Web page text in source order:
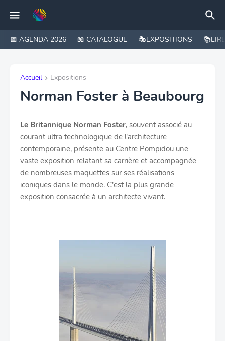
📅 AGENDA 2026 📖 CATALOGUE 🎭EXPOSITIONS 📚LIRE
Accueil Expositions
Norman Foster à Beaubourg
Le Britannique Norman Foster, souvent associé au
courant ultra technologique de l'architecture
contemporaine, présente au Centre Pompidou une
vaste exposition relatant sa carrière et accompagnée
de nombreuses maquettes sur ses réalisations
iconiques dans le monde. C'est la plus grande
exposition consacrée à un architecte vivant.